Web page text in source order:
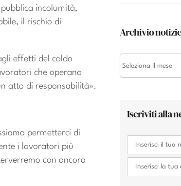
incolumità,
il rischio di
effetti del caldo
che operano
atto di responsabilità».
permetterci di
i lavoratori più
con ancora
Archivio notizie
Iscriviti alla